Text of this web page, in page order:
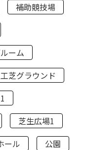
補助競技場
ーム
芝グラウンド
芝生広場1
ール
公園